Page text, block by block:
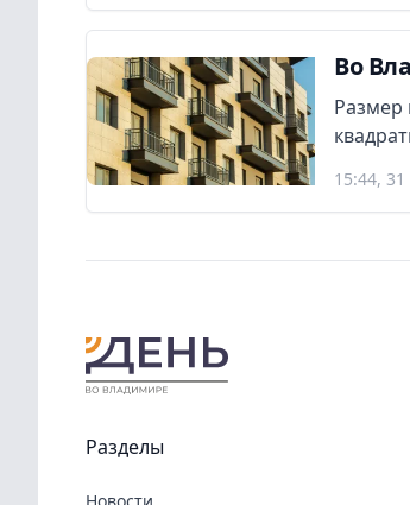
Во
Размер
15:44,
Разделы